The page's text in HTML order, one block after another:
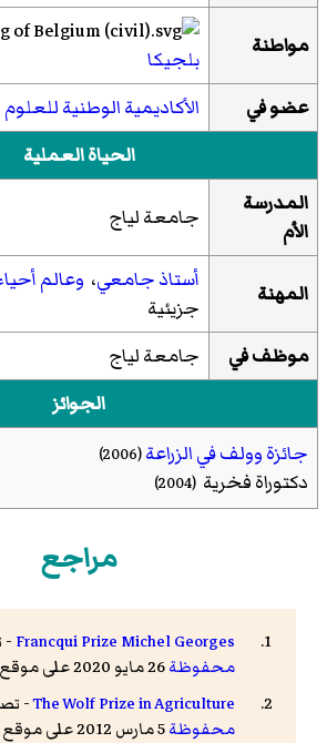
مواطنة
بلجيكا
عضو في
الأكاديمية الوطنية للعلوم
الحياة العملية
المدرسة
الأم
جامعة لياج
المهنة أستاذ جامعي، وعالم
جزيئية
موظف في
جامعة لياج
الجوائز
جائزة وولف في الزراعة(2006)
دكتوراة فخرية (2004)
مراجع
Francqui Prize Michel Georges
-
محفوظة
The Wolf Prize in Agriculture
-
محفوظة